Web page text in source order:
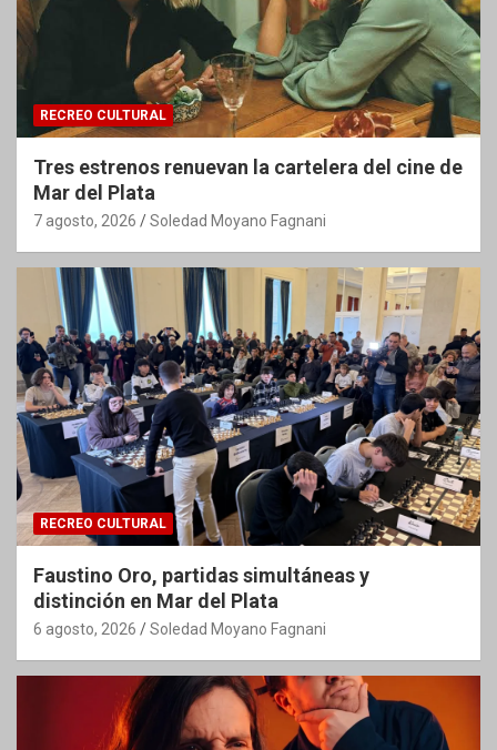
RECREO CULTURAL
Tres estrenos renuevan la cartelera del cine de
Mar del Plata
7 agosto, 2026 Soledad Moyano Fagnani
RECREO CULTURAL
Faustino Oro, partidas simultáneas y
distinción en Mar del Plata
6 agosto, 2026 Soledad Moyano Fagnani